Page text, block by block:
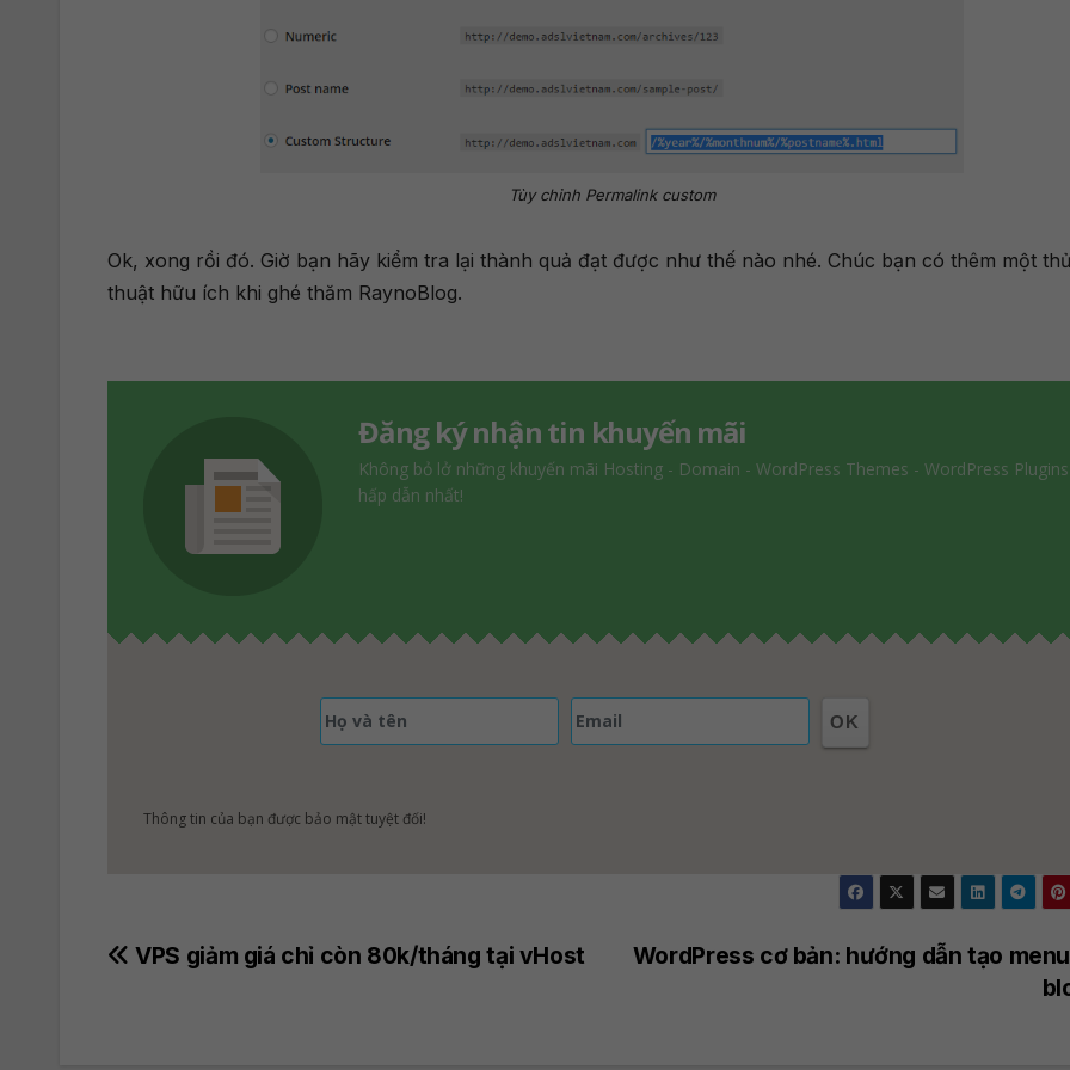
Tùy chỉnh Permalink custom
Ok, xong rồi đó. Giờ bạn hãy kiểm tra lại thành quả đạt được như thế nào nhé. Chúc bạn có thêm một thủ
thuật hữu ích khi ghé thăm RaynoBlog.
Đăng ký nhận tin khuyến mãi
Không bỏ lở những khuyến mãi Hosting - Domain - WordPress Themes - WordPress Plugins
hấp dẫn nhất!
OK
Thông tin của bạn được bảo mật tuyệt đối!
Post
WordPress cơ bản: hướng dẫn tạo
VPS giảm giá chỉ còn 80k/tháng tại vHost